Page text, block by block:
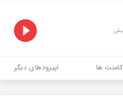
کامنت ها اپیزودهای دیگر